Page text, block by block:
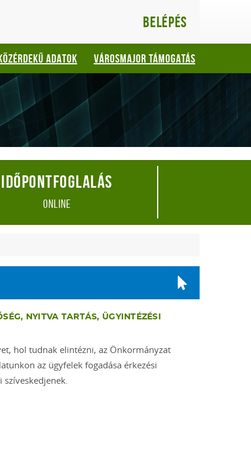
Belépés
ADATOK VÁROSMAJOR TÁMOGATÁS
Időpontfoglalás
online
NYITVA TARTÁS, ÜGYINTÉZÉSI
hol tudnak elintézni, az Önkormányzat
az ügyfelek fogadása érkezési